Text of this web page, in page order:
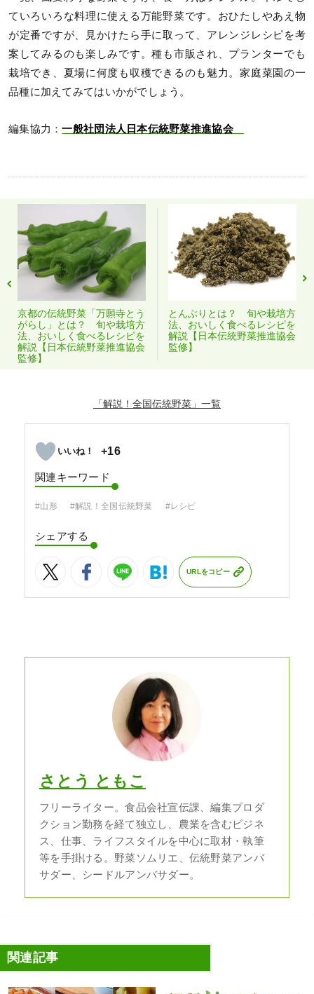
ていろいろな料理に使える万能野菜です。おひたしやあえ物
が定番ですが、見かけたら手に取って、アレンジレシピを考
案してみるのも楽しみです。種も市販され、プランターでも
栽培でき、夏場に何度も収穫できるのも魅力。家庭菜園の一
品種に加えてみてはいかがでしょう。
編集協力：一般社団法人日本伝統野菜推進協会
京都の伝統野菜「万願寺とう
がらし」とは？ 旬や栽培方
法、おいしく食べるレシピを
解説【日本伝統野菜推進協会
監修】
とんぶりとは？ 旬や栽培方
法、おいしく食べるレシピを
解説【日本伝統野菜推進協会
監修】
「解説！全国伝統野菜」
+16
関連キーワード
#山形 #解説！全国伝統野菜 #レシピ
シェアする
URLをコピー
さとう ともこ
フリーライター。食品会社宣伝課、編集プロダ
クション勤務を経て独立し、農業を含むビジネ
ス、仕事、ライフスタイルを中心に取材・執筆
等を手掛ける。野菜ソムリエ、伝統野菜アンバ
サダー、シードルアンバサダー。
関連記事